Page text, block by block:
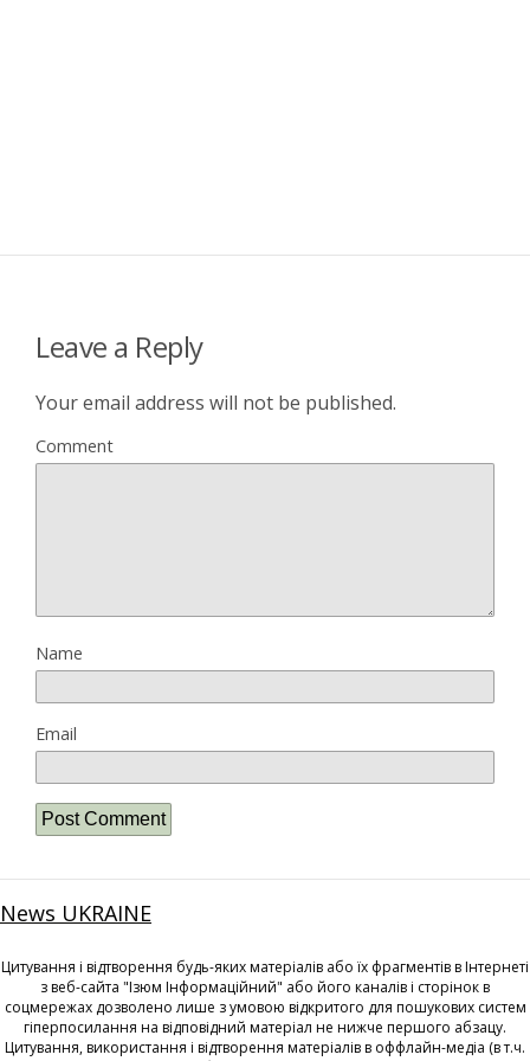
Leave a Reply
Your email address will not be published.
Comment
Name
Email
News UKRAINE
Цитування і відтворення будь-яких матеріалів або їх фрагментів в Інтернеті
з веб-сайта "Ізюм Інформаційний" або його каналів і сторінок в
соцмережах дозволено лише з умовою відкритого для пошукових систем
гіперпосилання на відповідний матеріал не нижче першого абзацу.
Цитування, використання і відтворення матеріалів в оффлайн-медіа (в т.ч.